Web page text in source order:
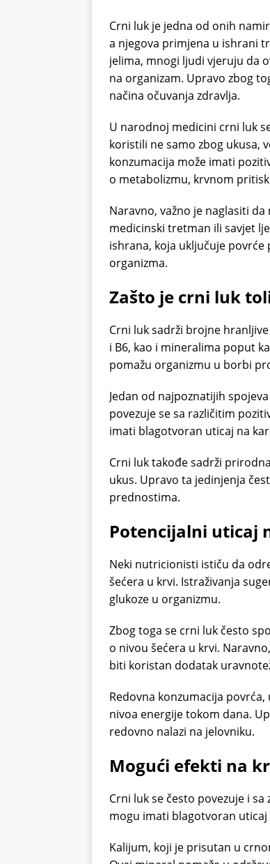
Crni luk je jedna od onih
a njegova primjena u ishrani
jelima, mnogi ljudi vjeruju da
na organizam. Upravo zbog
načina očuvanja zdravlja.
U narodnoj medicini crni luk
koristili ne samo zbog ukusa,
konzumacija može imati
o metabolizmu, krvnom
Naravno, važno je naglasiti
medicinski tretman ili savjet
ishrana, koja uključuje
organizma.
Zašto je crni luk
Crni luk sadrži brojne
i B6, kao i mineralima poput
pomažu organizmu u borbi
Jedan od najpoznatijih
povezuje se sa različitim
imati blagotvoran uticaj na
Crni luk takođe sadrži
ukus. Upravo ta jedinjenja
prednostima.
Potencijalni uticaj
Neki nutricionisti ističu da
šećera u krvi. Istraživanja
glukoze u organizmu.
Zbog toga se crni luk često
o nivou šećera u krvi.
biti koristan dodatak
Redovna konzumacija
nivoa energije tokom dana.
redovno nalazi na jelovniku.
Mogući efekti na
Crni luk se često povezuje i
mogu imati blagotvoran
Kalijum, koji je prisutan u